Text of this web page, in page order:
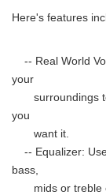
Here's features
-- Real World
your
surroundings to
you
want it.
-- Equalizer:
bass,
mids or treble